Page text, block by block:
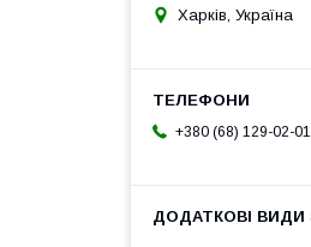
Харків, Україна
+380 (68) 129-02-01